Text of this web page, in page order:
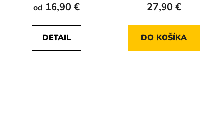
od 16,90 €
DETAIL
27,90 €
DO KOŠÍKA